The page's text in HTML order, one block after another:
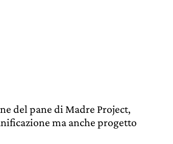
del pane di Madre Project,
ma anche progetto